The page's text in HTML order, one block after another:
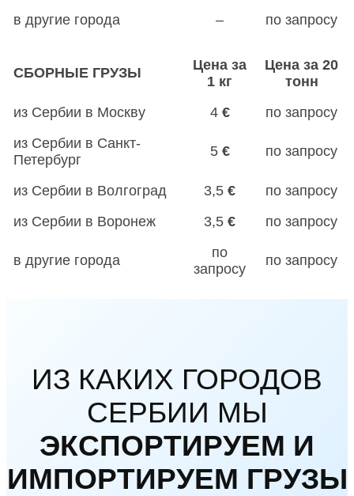
в другие города
– по запросу
СБОРНЫЕ ГРУЗЫ
Цена за
1 кг
Цена за 20
тонн
из Сербии в Москву
4 €
по запросу
из Сербии в Санкт-
Петербург
5 € по запросу
из Сербии в Волгоград 3,5 €
по запросу
из Сербии в Воронеж
3,5 € по запросу
в другие города
по
запросу
по запросу
ИЗ КАКИХ ГОРОДОВ
СЕРБИИ МЫ
ЭКСПОРТИРУЕМ И
ИМПОРТИРУЕМ ГРУЗЫ